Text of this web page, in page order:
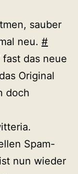
sauber
neu. #
fast das neue
Original
doch
Spam-
nun wieder